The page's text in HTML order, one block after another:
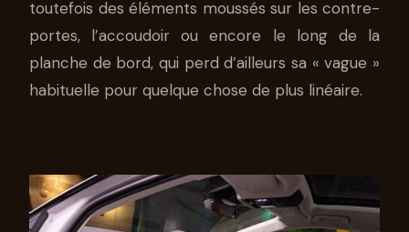
toutefois des éléments moussés sur les contre-
portes, l’accoudoir ou encore le long de la
planche de bord, qui perd d’ailleurs sa « vague »
habituelle pour quelque chose de plus linéaire.